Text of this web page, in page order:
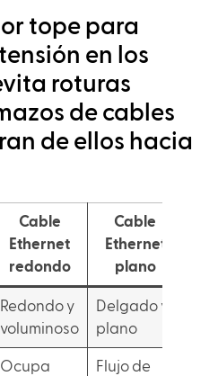
tope para
en los
roturas
de cables
de ellos hacia
Cable
Ethernet
redondo
Cable
Ethernet
plano
Redondo y
voluminoso
Delgado y
plano
Ocupa
Flujo de